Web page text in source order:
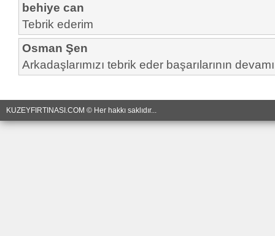
behiye can
Tebrik ederim
Osman Şen
Arkadaşlarımızı tebrik eder başarılarının
KUZEYFIRTINASI.COM © Her hakkı saklıdır...